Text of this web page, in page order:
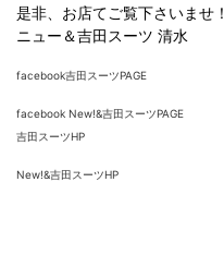
是非、お店てご覧下さいませ！
ニュー＆吉田スーツ 清水
facebook吉田スーツPAGE
facebook New!&吉田スーツPAGE
吉田スーツHP
New!&吉田スーツHP